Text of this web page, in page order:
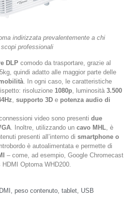
indirizzata prevalentemente a chi
professionali
DLP comodo da trasportare, grazie al
quindi adatto alle maggior parte delle
. In ogni caso, le caratteristiche
risoluzione 1080p, luminosità 3.500
, supporto 3D e potenza audio di
video sono presenti due
. Inoltre, utilizzando un cavo MHL, è
presenti all’interno di smartphone o
è autoalimentata e permette di
– come, ad esempio, Google Chromecast
Optoma WHD200.
peso contenuto tablet USB